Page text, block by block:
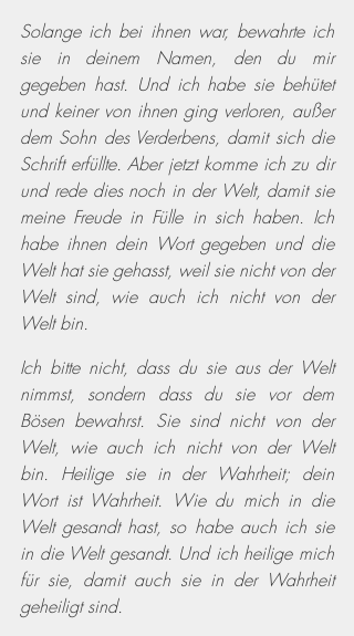
Solange ich bei ihnen war, bewahrte ich
sie in deinem Namen, den du mir
gegeben hast. Und ich habe sie behütet
und keiner von ihnen ging verloren, außer
dem Sohn des Verderbens, damit sich die
Schrift erfüllte. Aber jetzt komme ich zu dir
und rede dies noch in der Welt, damit sie
meine Freude in Fülle in sich haben. Ich
habe ihnen dein Wort gegeben und die
Welt hat sie gehasst, weil sie nicht von der
Welt sind, wie auch ich nicht von der
Welt bin.
Ich bitte nicht, dass du sie aus der Welt
nimmst, sondern dass du sie vor dem
Bösen bewahrst. Sie sind nicht von der
Welt, wie auch ich nicht von der Welt
bin. Heilige sie in der Wahrheit; dein
Wort ist Wahrheit. Wie du mich in die
Welt gesandt hast, so habe auch ich sie
in die Welt gesandt. Und ich heilige mich
für sie, damit auch sie in der Wahrheit
geheiligt sind.